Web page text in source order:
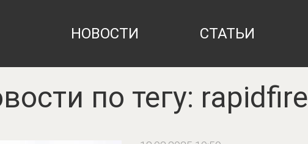
НОВОСТИ СТАТЬИ
по тегу: rapidfire